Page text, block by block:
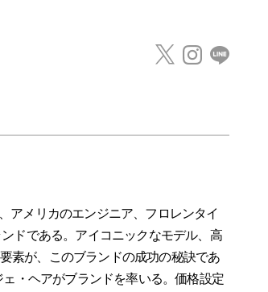
アメリカのエンジニア、フロレンタイ
ドである。アイコニックなモデル、高
素が、このブランドの成功の秘訣であ
・ヘアがブランドを率いる。価格設定